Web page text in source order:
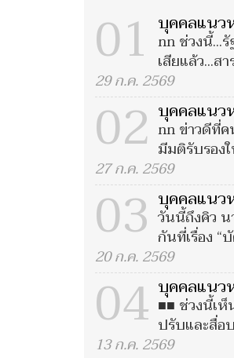
01 บุคคลแนว
nn ช่วงนี้...
เสียแล้ว...ส
29 ก.ค. 2569
02 บุคคลแนว
nn ข่าวดีที่
มีมติรับรอง
27 ก.ค. 2569
03 บุคคลแนว
วันนี้ถึงคิว
กันที่เรื่อง “
20 ก.ค. 2569
04 บุคคลแนว
■■ ช่วงนี้เห็
ปรับและสื่อ
13 ก.ค. 2569